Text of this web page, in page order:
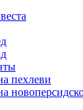
пехлеви